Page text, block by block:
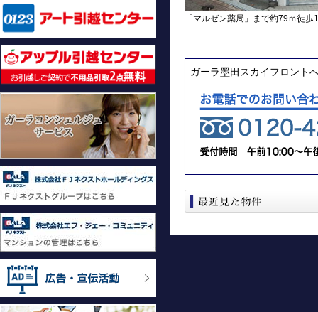
「マルゼン薬局」まで約79ｍ徒歩
ガーラ墨田スカイフロント